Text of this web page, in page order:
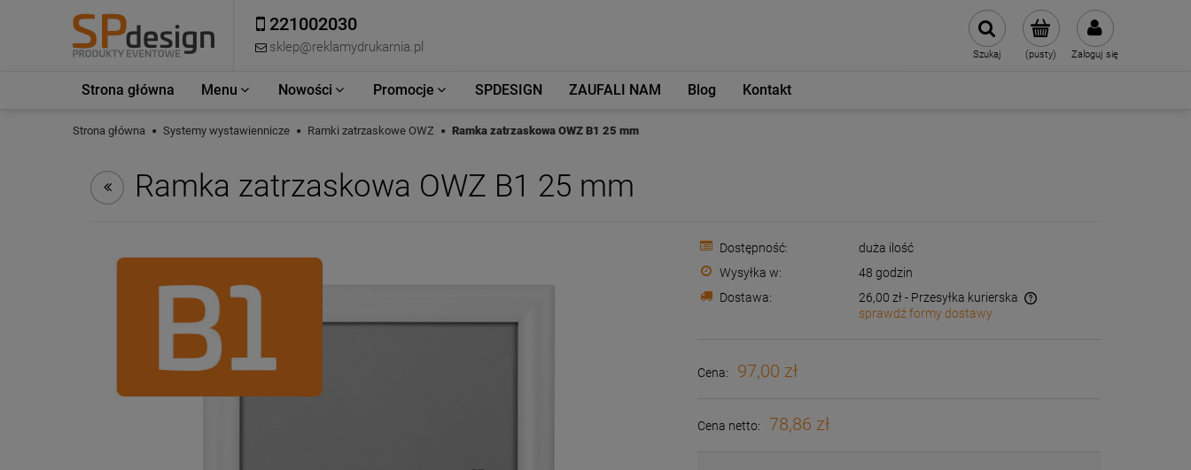
221002030
sklep@reklamydrukarnia.pl (pusty) Zaloguj się
Szukaj
Strona główna Menu Nowości Promocje SPDESIGN ZAUFALI NAM Blog Kontakt
Strona główna Systemy wystawiennicze Ramki zatrzaskowe OWZ Ramka zatrzaskowa OWZ B1 25 mm
Ramka zatrzaskowa OWZ B1 25 mm
Dostępność:
duża ilość
Wysyłka w:
48 godzin
Dostawa:
26,00 zł - Przesyłka kurierska
sprawdź formy dostawy
Cena: 97,00 zł
Cena netto: 78,86 zł